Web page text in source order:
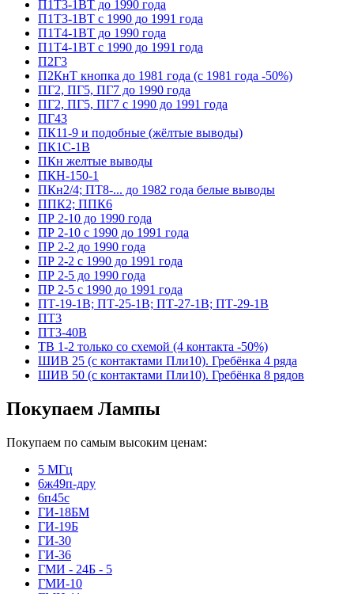
П1Т3-1ВТ до 1990 года
П1Т3-1ВТ с 1990 до 1991 года
П1Т4-1ВТ до 1990 года
П1Т4-1ВТ с 1990 до 1991 года
П2Г3
П2КнТ кнопка до 1981 года (с 1981 года -50%)
ПГ2, ПГ5, ПГ7 до 1990 года
ПГ2, ПГ5, ПГ7 с 1990 до 1991 года
ПГ43
ПК11-9 и подобные (жёлтые выводы)
ПК1С-1В
ПКн желтые выводы
ПКН-150-1
ПКн2/4; ПТ8-... до 1982 года белые выводы
ППК2; ППК6
ПР 2-10 до 1990 года
ПР 2-10 с 1990 до 1991 года
ПР 2-2 до 1990 года
ПР 2-2 с 1990 до 1991 года
ПР 2-5 до 1990 года
ПР 2-5 с 1990 до 1991 года
ПТ-19-1В; ПТ-25-1В; ПТ-27-1В; ПТ-29-1В
ПТ3
ПТ3-40В
ТВ 1-2 только со схемой (4 контакта -50%)
ШИВ 25 (с контактами Пли10). Гребёнка 4 ряда
ШИВ 50 (с контактами Пли10). Гребёнка 8 рядов
Покупаем Лампы
Покупаем по самым высоким ценам:
5 МГц
6ж49п-дру
6п45с
ГИ-18БМ
ГИ-19Б
ГИ-30
ГИ-36
ГМИ - 24Б - 5
ГМИ-10